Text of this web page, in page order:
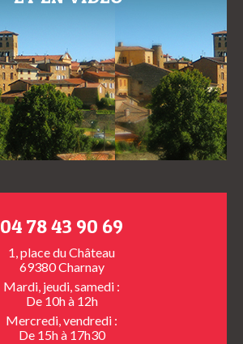
04 78 43 90 69
1, place du Château
69380 Charnay
Mardi, jeudi, samedi :
De 10h à 12h
Mercredi, vendredi :
De 15h à 17h30